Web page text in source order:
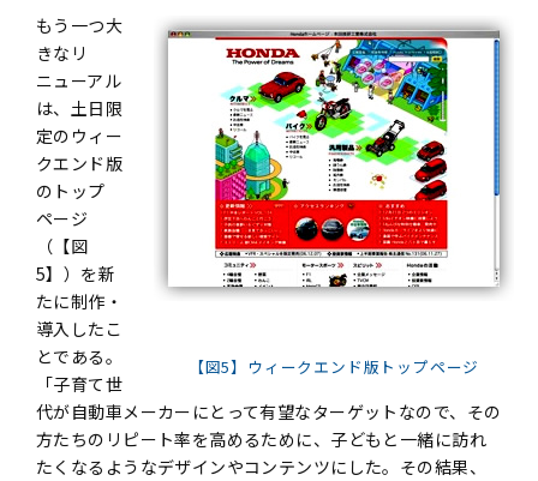
【図5】ウィークエンド版トップページ
もう一つ大
きなリ
ニューアル
は、土日限
定のウィー
クエンド版
のトップ
ページ
（【図
5】）を新
たに制作・
導入したこ
とである。
「子育て世
代が自動車メーカーにとって有望なターゲットなので、その
方たちのリピート率を高めるために、子どもと一緒に訪れ
たくなるようなデザインやコンテンツにした。その結果、